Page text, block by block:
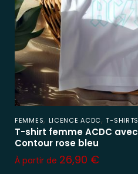
FEMMES, LICENCE ACDC,T-SHIRTS
T-shirt femme ACDC
Contour rose bleu
À partir de 26,90 €